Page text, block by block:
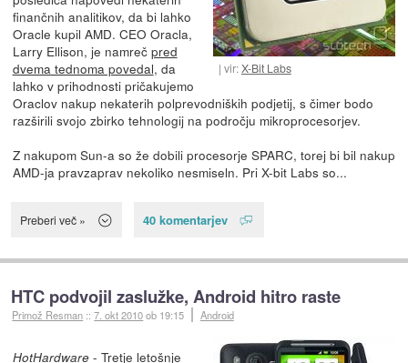
vir:X-Bit Labs
finančnih analitikov, da bi lahko
Oracle kupil AMD. CEO Oracla,
Larry Ellison, je namreč pred
dvema tednoma povedal, da
lahko v prihodnosti pričakujemo
Oraclov nakup nekaterih polprevodniških podjetij, s čimer bodo
razširili svojo zbirko tehnologij na področju mikroprocesorjev.
Z nakupom Sun-a so že dobili procesorje SPARC, torej bi bil nakup
AMD-ja pravzaprav nekoliko nesmiseln. Pri X-bit Labs so...
Preberi več » 40 komentarjev
HTC podvojil zaslužke, Android hitro raste
Primož Resman ::7. okt 2010ob 19:15 Android
HotHardware- Tretje letošnje